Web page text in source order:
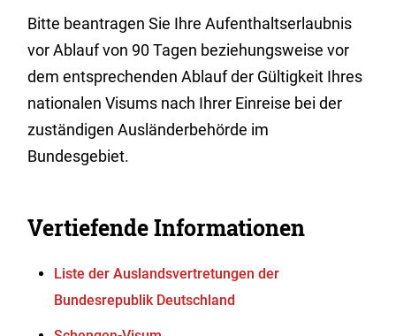
Bitte beantragen Sie Ihre Aufenthaltserlaubnis
vor Ablauf von 90 Tagen beziehungsweise vor
dem entsprechenden Ablauf der Gültigkeit Ihres
nationalen Visums nach Ihrer Einreise bei der
zuständigen Ausländerbehörde im
Bundesgebiet.
Vertiefende Informationen
Liste der Auslandsvertretungen der
Bundesrepublik Deutschland